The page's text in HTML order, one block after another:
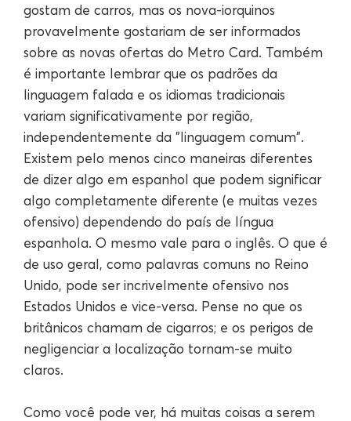
gostam de carros, mas os nova-iorquinos
provavelmente gostariam de ser informados
sobre as novas ofertas do Metro Card. Também
é importante lembrar que os padrões da
linguagem falada e os idiomas tradicionais
variam significativamente por região,
independentemente da "linguagem comum".
Existem pelo menos cinco maneiras diferentes
de dizer algo em espanhol que podem significar
algo completamente diferente (e muitas vezes
ofensivo) dependendo do país de língua
espanhola. O mesmo vale para o inglês. O que é
de uso geral, como palavras comuns no Reino
Unido, pode ser incrivelmente ofensivo nos
Estados Unidos e vice-versa. Pense no que os
britânicos chamam de cigarros; e os perigos de
negligenciar a localização tornam-se muito
claros.
Como você pode ver, há muitas coisas a serem